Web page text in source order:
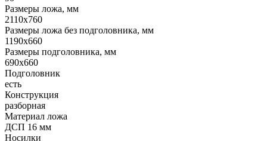
Размеры ложа, мм
2110x760
Размеры ложа без подголовника, мм
1190x660
Размеры подголовника, мм
690x660
Подголовник
есть
Конструкция
разборная
Материал ложа
ДСП 16 мм
Носилки